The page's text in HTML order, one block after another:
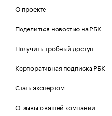
О проекте
Поделиться новостью на РБК
Получить пробный доступ
Корпоративная подписка РБК
Стать экспертом
Отзывы о вашей компании